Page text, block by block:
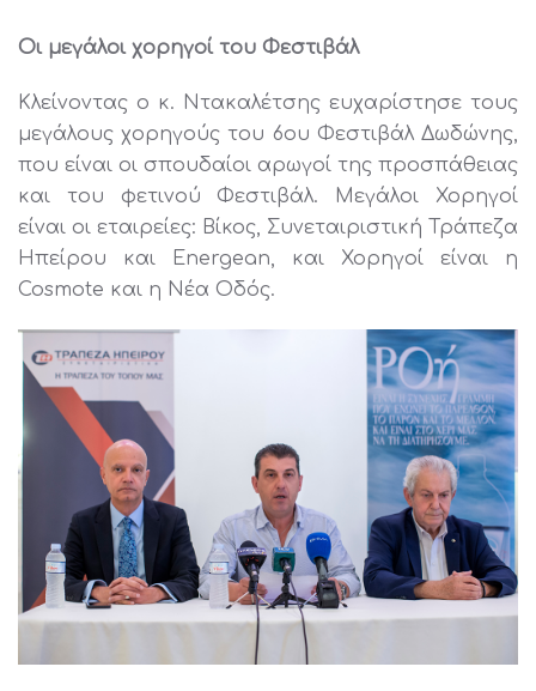
Οι μεγάλοι χορηγοί του Φεστιβάλ
Κλείνοντας ο κ. Ντακαλέτσης ευχαρίστησε τους
μεγάλους χορηγούς του 6ου Φεστιβάλ Δωδώνης,
που είναι οι σπουδαίοι αρωγοί της προσπάθειας
και του φετινού Φεστιβάλ. Μεγάλοι Χορηγοί
είναι οι εταιρείες: Βίκος, Συνεταιριστική Τράπεζα
Ηπείρου και Energean, και Χορηγοί είναι η
Cosmote και η Νέα Οδός.